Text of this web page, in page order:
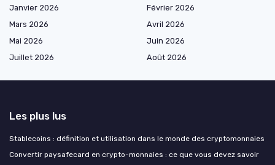
Janvier 2026
Février 2026
Mars 2026
Avril 2026
Mai 2026
Juin 2026
Juillet 2026
Août 2026
Les plus lus
Stablecoins : définition et utilisation dans le monde des cryptomonnaies
Convertir paysafecard en crypto-monnaies : ce que vous devez savoir